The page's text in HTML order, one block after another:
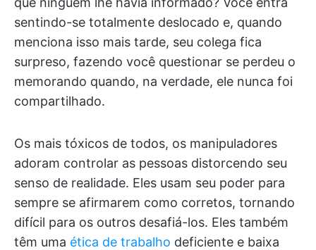
sentindo-se totalmente deslocado e, quando
menciona isso mais tarde, seu colega fica
surpreso, fazendo você questionar se perdeu o
memorando quando, na verdade, ele nunca foi
compartilhado.
Os mais tóxicos de todos, os manipuladores
adoram controlar as pessoas distorcendo seu
senso de realidade. Eles usam seu poder para
sempre se afirmarem como corretos, tornando
difícil para os outros desafiá-los. Eles também
têm uma ética de trabalho deficiente e baixa